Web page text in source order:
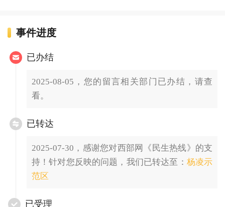
事件进度
已办结
2025-08-05，您的留言相关部门已办结，请查
看。
已转达
2025-07-30，感谢您对西部网《民生热线》的支
持！针对您反映的问题，我们已转达至： 杨凌示
范区
已受理